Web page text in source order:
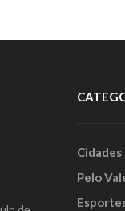
Cidades
Pelo